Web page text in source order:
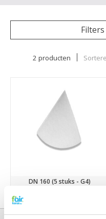
2 producten
DN 160 (5 stuks - G4)